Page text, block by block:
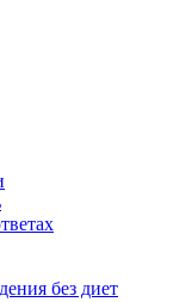
без диет